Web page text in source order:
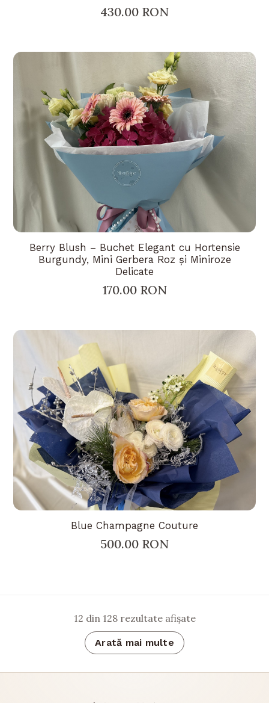
430.00 RON
Berry Blush – Buchet Elegant cu Hortensie
Burgundy, Mini Gerbera Roz și Miniroze
Delicate
170.00 RON
Blue Champagne Couture
500.00 RON
12 din 128rezultate afișate
Arată mai multe